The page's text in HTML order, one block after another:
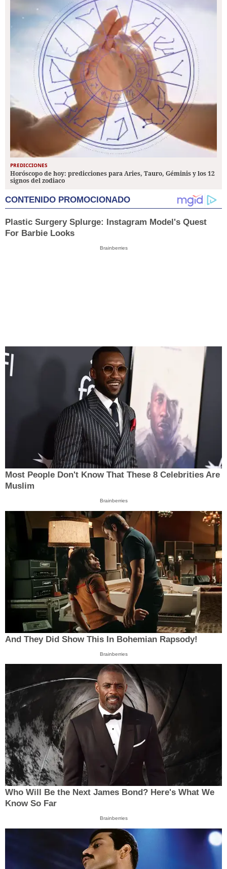
PREDICCIONES
Horóscopo de hoy: predicciones para Aries, Tauro, Géminis y los 12
signos del zodiaco
CONTENIDO PROMOCIONADO
Plastic Surgery Splurge: Instagram Model's Quest
For Barbie Looks
Brainberries
Most People Don't Know That These 8 Celebrities Are
Muslim
Brainberries
And They Did Show This In Bohemian Rapsody!
Brainberries
Who Will Be the Next James Bond? Here's What We
Know So Far
Brainberries